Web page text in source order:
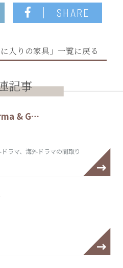
SHARE
入りの家具」一覧に戻る
記事
& G…
ラマ、海外ドラマの間取り